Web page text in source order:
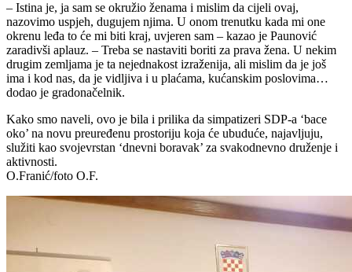
– Istina je, ja sam se okružio ženama i mislim da cijeli ovaj,
nazovimo uspjeh, dugujem njima. U onom trenutku kada mi one
okrenu leđa to će mi biti kraj, uvjeren sam – kazao je Paunović
zaradivši aplauz. – Treba se nastaviti boriti za prava žena. U nekim
drugim zemljama je ta nejednakost izraženija, ali mislim da je još
ima i kod nas, da je vidljiva i u plaćama, kućanskim poslovima…
dodao je gradonačelnik.
Kako smo naveli, ovo je bila i prilika da simpatizeri SDP-a ‘bace
oko’ na novu preuređenu prostoriju koja će ubuduće, najavljuju,
služiti kao svojevrstan ‘dnevni boravak’ za svakodnevno druženje i
aktivnosti.
O.Franić/foto O.F.